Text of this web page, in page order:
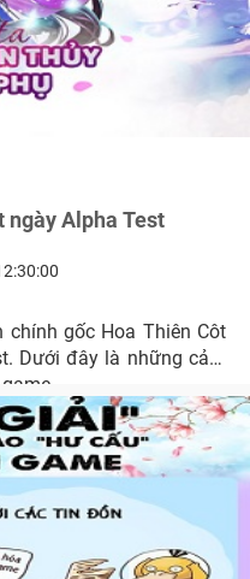
ngày Alpha Test
chính gốc Hoa Thiên Côt
Dưới đây là những cảm